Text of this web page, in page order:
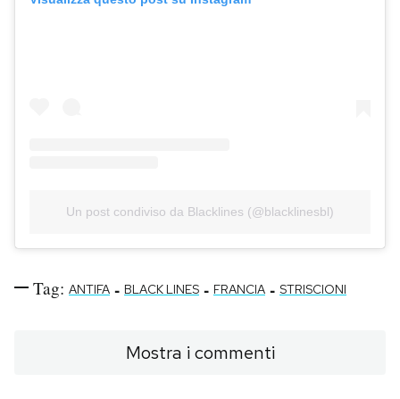
Un post condiviso da Blacklines (@blacklinesbl)
Tag: ANTIFA - BLACK LINES - FRANCIA - STRISCIONI
Mostra i commenti